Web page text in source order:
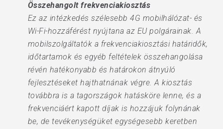
Összehangolt frekvenciakiosztás
Ez az intézkedés szélesebb 4G mobilhálózat- és
Wi-Fi-hozzáférést nyújtana az EU polgárainak. A
mobilszolgáltatók a frekvenciakiosztási határidők,
időtartamok és egyéb feltételek összehangolása
révén hatékonyabb és határokon átnyúló
fejlesztéseket hajthatnának végre. A kiosztás
továbbra is a tagországok hatásköre lenne, és a
frekvenciáért kapott díjak is hozzájuk folynának
be, de tevékenységüket egységesebb keretben